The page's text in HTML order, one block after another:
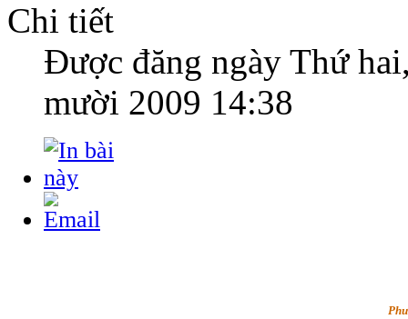
Chi tiết
Được đăng ngày Thứ
mười 2009 14:38